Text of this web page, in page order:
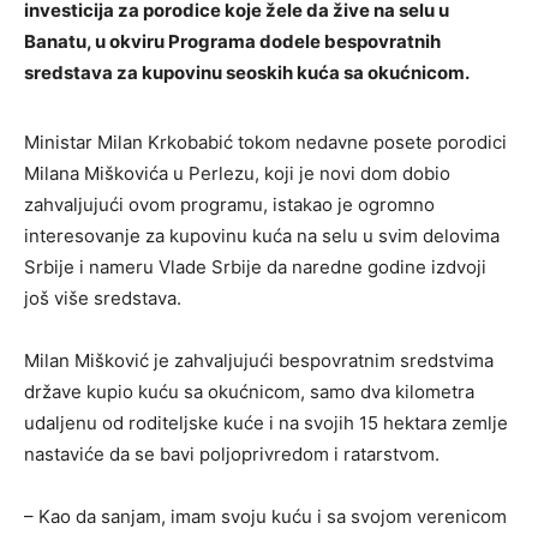
investicija za porodice koje žele da žive na selu u
Banatu, u okviru Programa dodele bespovratnih
sredstava za kupovinu seoskih kuća sa okućnicom.
Ministar Milan Krkobabić tokom nedavne posete porodici
Milana Miškovića u Perlezu, koji je novi dom dobio
zahvaljujući ovom programu, istakao je ogromno
interesovanje za kupovinu kuća na selu u svim delovima
Srbije i nameru Vlade Srbije da naredne godine izdvoji
još više sredstava.
Milan Mišković je zahvaljujući bespovratnim sredstvima
države kupio kuću sa okućnicom, samo dva kilometra
udaljenu od roditeljske kuće i na svojih 15 hektara zemlje
nastaviće da se bavi poljoprivredom i ratarstvom.
– Kao da sanjam, imam svoju kuću i sa svojom verenicom